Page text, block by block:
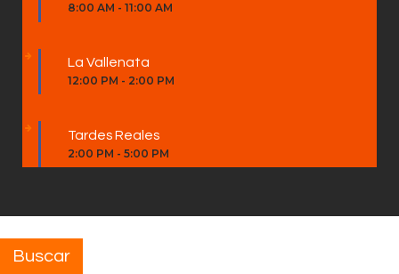
8:00 AM - 11:00 AM
La Vallenata
12:00 PM - 2:00 PM
Tardes Reales
2:00 PM - 5:00 PM
Buscar